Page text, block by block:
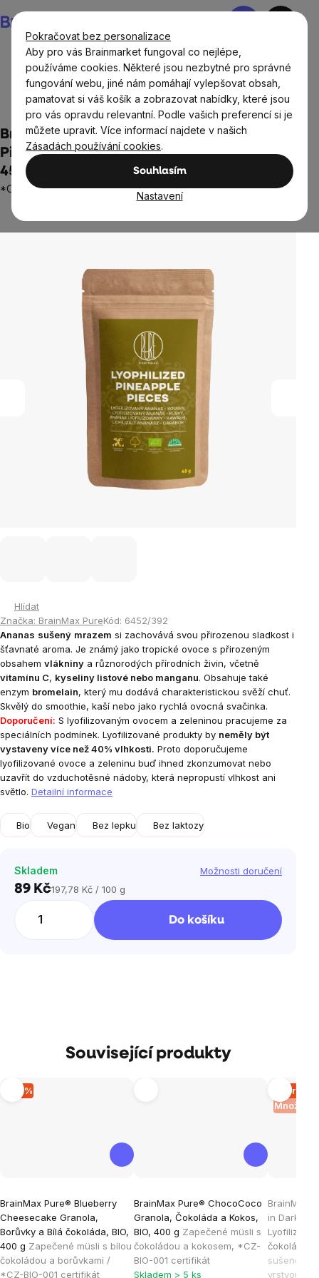
Pokračovat bez personalizace
Aby pro vás Brainmarket fungoval co nejlépe,
používáme cookies. Některé jsou nezbytné pro správné
fungování webu, jiné nám pomáhají vylepšovat obsah,
pamatovat si váš košík a zobrazovat nabídky, které jsou
pro vás opravdu relevantní. Podle vašich preferencí si je
můžete upravit. Více informací najdete v našich
Zásadách používání cookies.
Souhlasím
Nastavení
na
obsah
Nákupní
BrainMax® Potraviny Sušené plody
Lyofilizované
ovoce a zelenina
BrainMax Pure® Lyophilized Pineapple
Pieces, Lyofilizovaný ananas, kousky, BIO,
45 g
*CZ-BIO-001 certifikát
Průměrné
Hlídat
Značka: BrainMax PureKód: 6452/392
Ananas sušený mrazem si zachovává svou přirozenou sladkost i
šťavnaté aroma. Je známý jako tropické ovoce s přirozeným
obsahem vlákniny a různorodých přírodních živin, včetně
vitamínu C, kyseliny listové nebo manganu. Obsahuje také
enzym bromelain, který mu dodává charakteristickou svěží chuť.
Skvělý do smoothie, kaší nebo jako rychlá ovocná svačinka.
Doporučení: S lyofilizovaným ovocem a zeleninou pracujeme za
speciálních podmínek. Lyofilizované produkty by neměly být
vystaveny více než 40% vlhkosti. Proto doporučujeme
lyofilizované ovoce a zeleninu buď ihned zkonzumovat nebo
uzavřít do vzduchotěsné nádoby, která nepropustí vlhkost ani
světlo. Detailní informace
Bio Vegan Bez lepku Bez laktozy
Skladem Možnosti doručení
89 KčMěrná
197,78 Kč / 100 g
Do košíku
Související produkty
–12 %
BrainMax Pure® Blueberry
Cheesecake Granola,
Borůvky a Bílá čokoláda, BIO,
400 g Zapečené müsli s bílou
čokoládou a borůvkami /
*CZ-BIO-001 certifikát
hodnocení
produktu
je
4,9
BrainMax Pure® ChocoCoco
Granola, Čokoláda a Kokos,
BIO, 400 g Zapečené müsli s
čokoládou a kokosem, *CZ-
BIO-001 certifikát
hodnocení
produktu
je
5,0
Skladem > 5 ks
BrainMax
in Dark
čokoládě,
sušené
vrstvou
produktu
je
5,0